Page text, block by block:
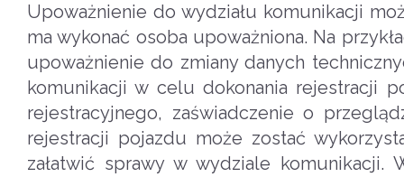
Upoważnienie do wydziału komunikacji
ma wykonać osoba upoważniona. Na
upoważnienie do zmiany danych
komunikacji w celu dokonania rejestracji
rejestracyjnego, zaświadczenie o
rejestracji pojazdu może zostać
załatwić sprawy w wydziale